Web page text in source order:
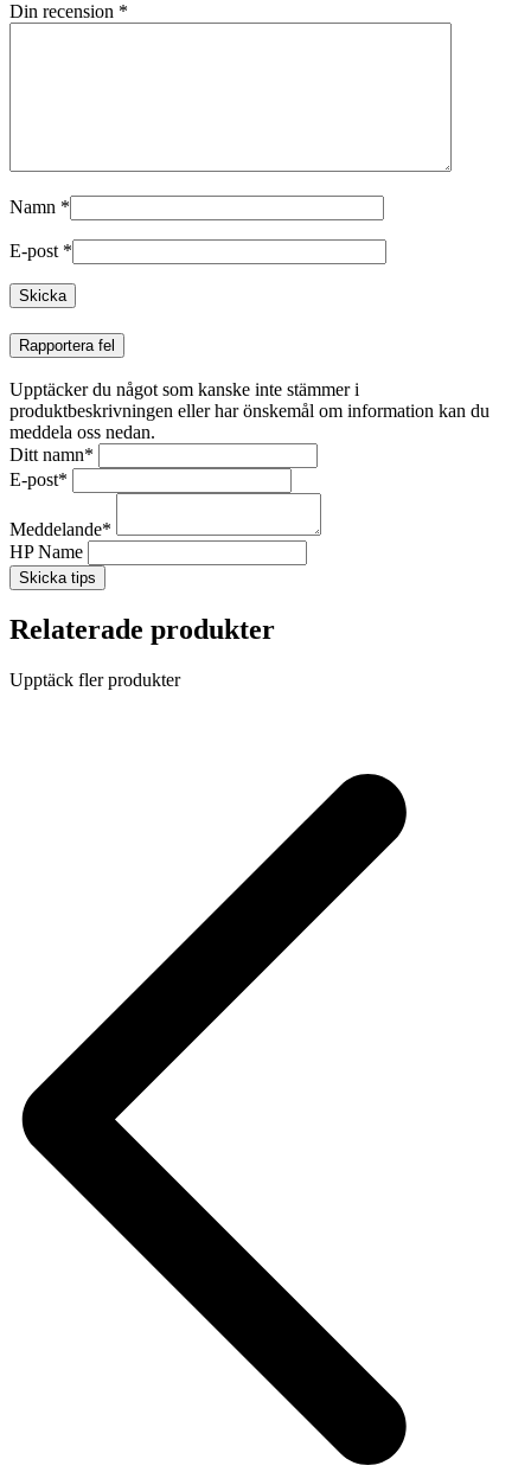
Din recension *
Namn *
E-post *
Rapportera fel
Upptäcker du något som kanske inte stämmer i
produktbeskrivningen eller har önskemål om information kan du
meddela oss nedan.
Ditt namn*
E-post*
Meddelande*
HP Name
Skicka tips
Relaterade produkter
Upptäck fler produkter